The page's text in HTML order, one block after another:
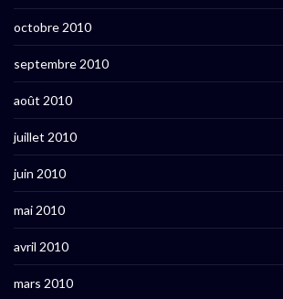
octobre 2010
septembre 2010
août 2010
juillet 2010
juin 2010
mai 2010
avril 2010
mars 2010